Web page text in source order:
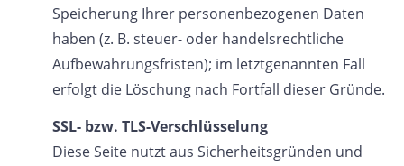
Speicherung Ihrer personenbezogenen Daten
haben (z. B. steuer- oder handelsrechtliche
Aufbewahrungsfristen); im letztgenannten Fall
erfolgt die Löschung nach Fortfall dieser Gründe.
SSL- bzw. TLS-Verschlüsselung
Diese Seite nutzt aus Sicherheitsgründen und